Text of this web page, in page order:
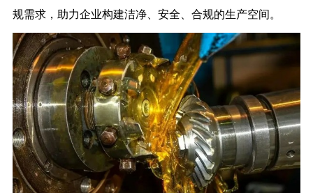
规需求，助力企业构建洁净、安全、合规的生产空间。